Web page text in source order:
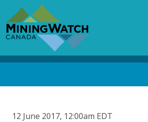
main
content
12 June 2017, 12:00am EDT